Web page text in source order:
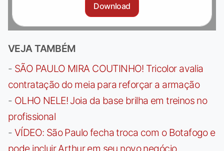
Download
VEJA TAMBÉM
- SÃO PAULO MIRA COUTINHO! Tricolor avalia
contratação do meia para reforçar a armação
- OLHO NELE! Joia da base brilha em treinos no
profissional
- VÍDEO: São Paulo fecha troca com o Botafogo e
pode incluir Arthur em seu novo negócio